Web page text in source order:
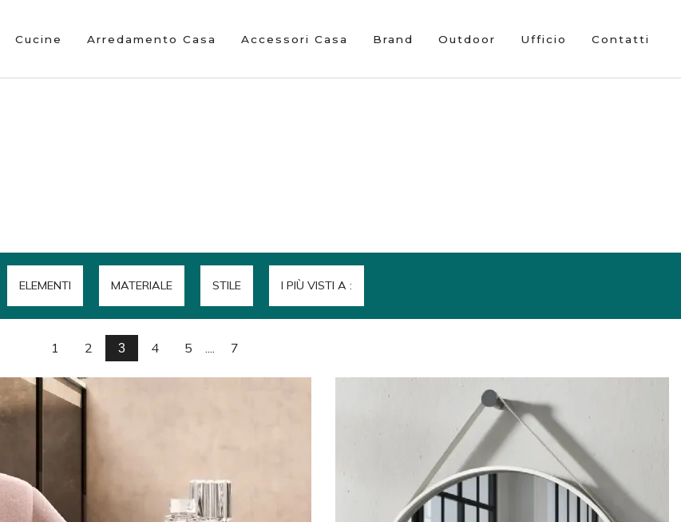
Cucine Arredamento Casa Accessori Casa Brand Outdoor Ufficio Contatti
ELEMENTI MATERIALE STILE I PIÙ VISTI A :
1 2 3 4 5 .... 7